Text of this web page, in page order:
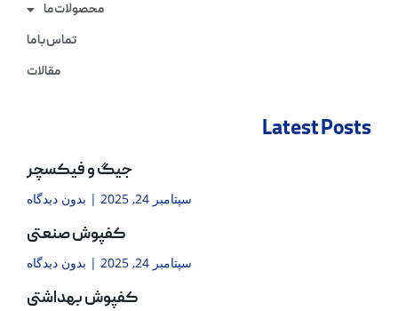
محصولات ما
تماس با ما
مقالات
Latest Posts
جیگ و فیکسچر
سپتامبر 24, 2025 بدون دیدگاه
کفپوش صنعتی
سپتامبر 24, 2025 بدون دیدگاه
کفپوش بهداشتی